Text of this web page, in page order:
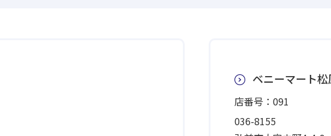
ベニーマート
店番号：091
036-8155